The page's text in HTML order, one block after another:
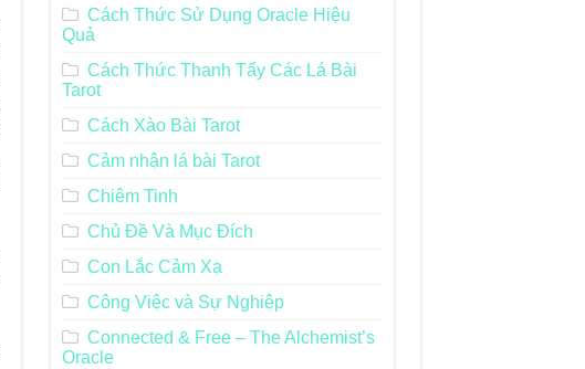
Cách Thức Sử Dụng Oracle Hiệu
Quả
Cách Thức Thanh Tẩy Các Lá Bài
Tarot
Cách Xào Bài Tarot
Cảm nhận lá bài Tarot
Chiêm Tinh
Chủ Đề Và Mục Đích
Con Lắc Cảm Xạ
Công Việc và Sự Nghiệp
Connected & Free – The Alchemist’s
Oracle